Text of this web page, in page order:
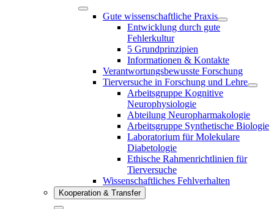
Gute wissenschaftliche Praxis
Entwicklung durch gute
Fehlerkultur
5 Grundprinzipien
Informationen & Kontakte
Verantwortungsbewusste Forschung
Tierversuche in Forschung und Lehre
Arbeitsgruppe Kognitive
Neurophysiologie
Abteilung Neuropharmakologie
Arbeitsgruppe Synthetische Biologie
Laboratorium für Molekulare
Diabetologie
Ethische Rahmenrichtlinien für
Tierversuche
Wissenschaftliches Fehlverhalten
Kooperation & Transfer